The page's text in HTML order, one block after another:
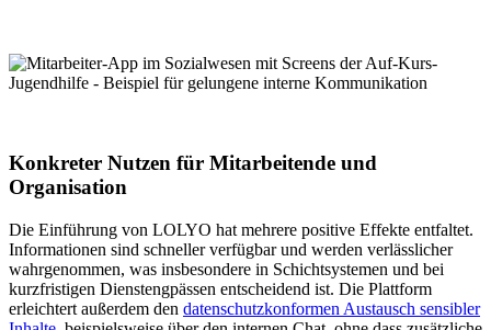
Konkreter Nutzen für Mitarbeitende und
Organisation
Die Einführung von LOLYO hat mehrere positive Effekte entfaltet.
Informationen sind schneller verfügbar und werden verlässlicher
wahrgenommen, was insbesondere in Schichtsystemen und bei
kurzfristigen Dienstengpässen entscheidend ist. Die Plattform
erleichtert außerdem den datenschutzkonformen Austausch sensibler